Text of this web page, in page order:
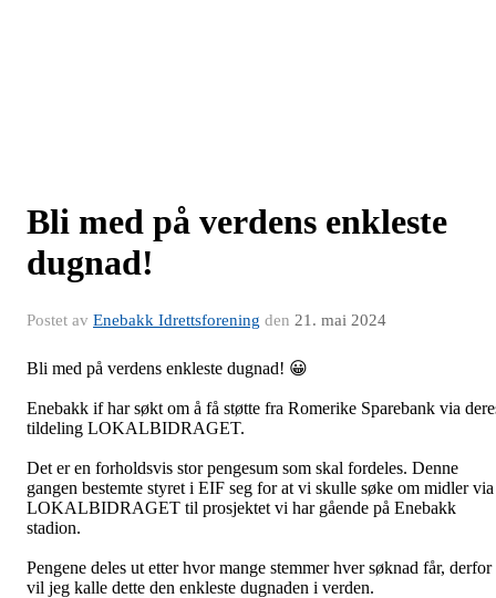
Bli med på verdens enkleste
dugnad!
Postet av Enebakk Idrettsforening den 21. mai 2024
Bli med på verdens enkleste dugnad! 😀
Enebakk if har søkt om å få støtte fra Romerike Sparebank via
tildeling LOKALBIDRAGET.
Det er en forholdsvis stor pengesum som skal fordeles. Denne
gangen bestemte styret i EIF seg for at vi skulle søke om midler via
LOKALBIDRAGET til prosjektet vi har gående på Enebakk
stadion.
Pengene deles ut etter hvor mange stemmer hver søknad får, derfor
vil jeg kalle dette den enkleste dugnaden i verden.